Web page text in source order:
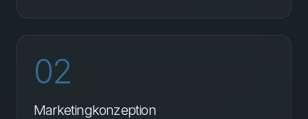
02
Marketingkonzeption